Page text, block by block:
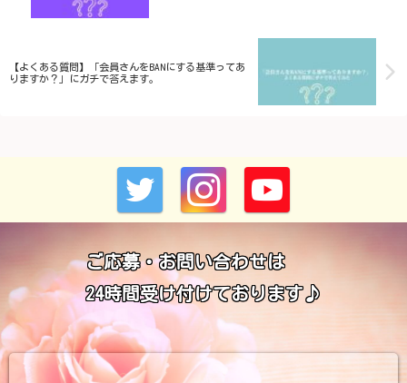
【よくある質問】「会員さんをBANにする基準ってあ
りますか？」にガチで答えます。
ご応募・お問い合わせは
24時間受け付けております♪